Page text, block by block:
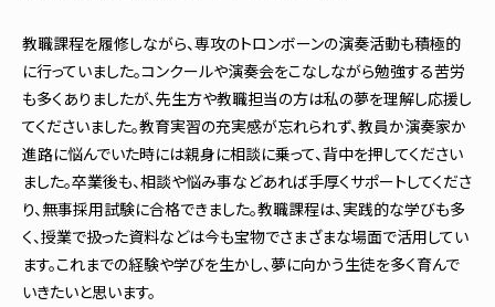
教職課程を履修しながら、専攻のトロンボーンの演奏活動も積極的
に行っていました。コンクールや演奏会をこなしながら勉強する苦労
も多くありましたが、先生方や教職担当の方は私の夢を理解し応援し
てくださいました。教育実習の充実感が忘れられず、教員か演奏家か
進路に悩んでいた時には親身に相談に乗って、背中を押してください
ました。卒業後も、相談や悩み事などあれば手厚くサポートしてくださ
り、無事採用試験に合格できました。教職課程は、実践的な学びも多
く、授業で扱った資料などは今も宝物でさまざまな場面で活用してい
ます。これまでの経験や学びを生かし、夢に向かう生徒を多く育んで
いきたいと思います。